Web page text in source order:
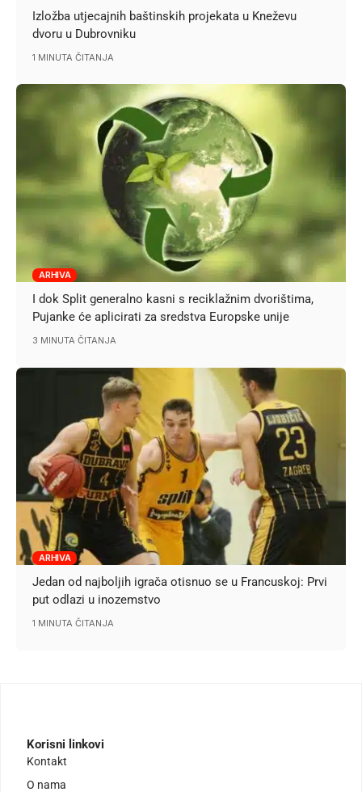
Izložba utjecajnih baštinskih projekata u Kneževu
dvoru u Dubrovniku
1 MINUTA ČITANJA
ARHIVA
I dok Split generalno kasni s reciklažnim dvorištima,
Pujanke će aplicirati za sredstva Europske unije
3 MINUTA ČITANJA
ARHIVA
Jedan od najboljih igrača otisnuo se u Francuskoj: Prvi
put odlazi u inozemstvo
1 MINUTA ČITANJA
Korisni linkovi
Kontakt
O nama